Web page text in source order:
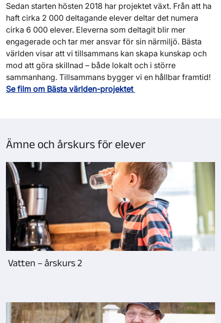
Sedan starten hösten 2018 har projektet växt. Från att ha
haft cirka 2 000 deltagande elever deltar det numera
cirka 6 000 elever. Eleverna som deltagit blir mer
engagerade och tar mer ansvar för sin närmiljö. Bästa
världen visar att vi tillsammans kan skapa kunskap och
mod att göra skillnad – både lokalt och i större
sammanhang. Tillsammans bygger vi en hållbar framtid!
Se film om Bästa världen-projektet
Ämne och årskurs för elever
Vatten – årskurs 2